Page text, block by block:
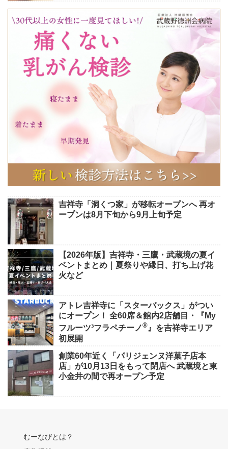
吉祥寺「洞くつ家」が移転オープンへ 再オ
ープンは8月下旬から9月上旬予定
【2026年版】吉祥寺・三鷹・武蔵境の夏イ
ベントまとめ｜夏祭りや縁日、打ち上げ花
火など
アトレ吉祥寺に「スターバックス」がつい
にオープン！ 全60席＆館内2店舗目・『My
フルーツ³フラペチーノ®』を吉祥寺エリア
初展開
創業60年近く「パリジェンヌ洋菓子店本
店」が10月13日をもって閉店へ 武蔵境と東
小金井の間で再オープン予定
むーなびとは？